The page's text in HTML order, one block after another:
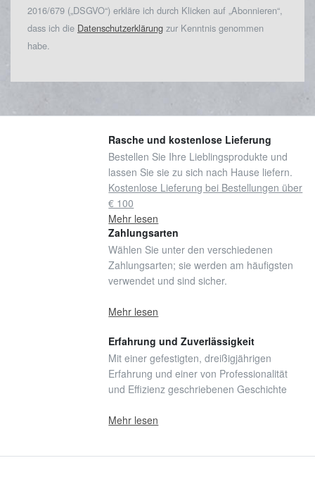
2016/679 („DSGVO“) erkläre ich durch Klicken auf „Abonnieren“,
dass ich die Datenschutzerklärung zur Kenntnis genommen
habe.
Rasche und kostenlose Lieferung
Bestellen Sie Ihre Lieblingsprodukte und
lassen Sie sie zu sich nach Hause liefern.
Kostenlose Lieferung bei Bestellungen über
€ 100
Mehr lesen
Zahlungsarten
Wählen Sie unter den verschiedenen
Zahlungsarten; sie werden am häufigsten
verwendet und sind sicher.
Mehr lesen
Erfahrung und Zuverlässigkeit
Mit einer gefestigten, dreißigjährigen
Erfahrung und einer von Professionalität
und Effizienz geschriebenen Geschichte
Mehr lesen